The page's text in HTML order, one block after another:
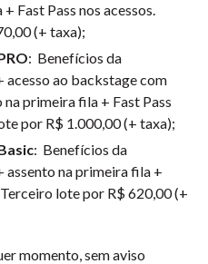
Fast Pass nos acessos.
(+ taxa);
: Benefícios da
acesso ao backstage com
primeira fila + Fast Pass
por R$ 1.000,00 (+ taxa);
: Benefícios da
assento na primeira fila +
Terceiro lote por R$ 620,00 (+
momento, sem aviso